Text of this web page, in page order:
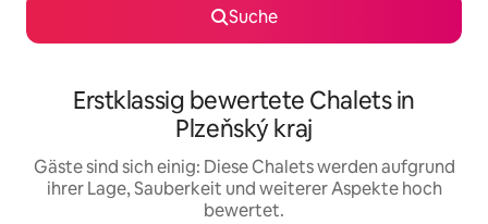
Suche
Erstklassig bewertete Chalets in
Plzeňský kraj
Gäste sind sich einig: Diese Chalets werden aufgrund
ihrer Lage, Sauberkeit und weiterer Aspekte hoch
bewertet.